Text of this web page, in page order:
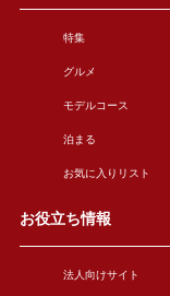
特集
グルメ
モデルコース
泊まる
お気に入りリスト
お役立ち情報
法人向けサイト